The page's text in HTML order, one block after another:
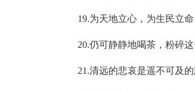
19.为天地立心，为生民立命
20.仍可静静地喝茶，粉碎这
21.清远的悲哀是遥不可及的